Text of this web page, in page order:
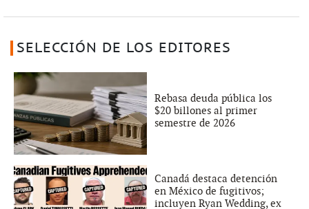
SELECCIÓN DE LOS EDITORES
Rebasa deuda pública los
$20 billones al primer
semestre de 2026
Canadá destaca detención
en México de fugitivos;
incluyen Ryan Wedding, ex